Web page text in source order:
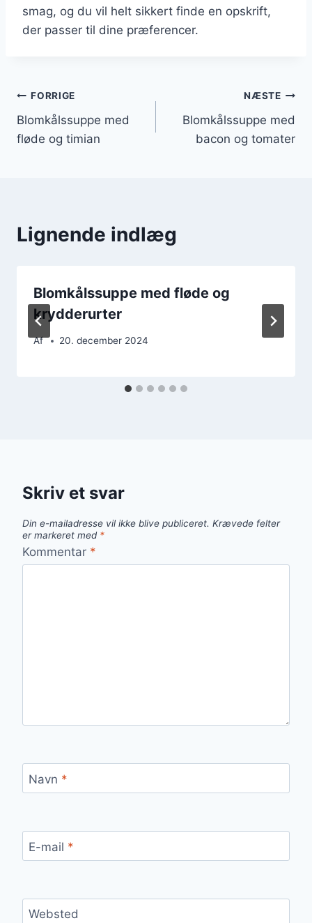
smag, og du vil helt sikkert finde en opskrift,
der passer til dine præferencer.
Indlægsnavigation
FORRIGE
Blomkålssuppe med
fløde og timian
NÆSTE
Blomkålssuppe med
bacon og tomater
Lignende indlæg
Blomkålssuppe med fløde og
krydderurter
Af 20. december 2024
Skriv et svar
Din e-mailadresse vil ikke blive publiceret. Krævede felter
er markeret med *
Kommentar *
Navn *
E-mail *
Websted